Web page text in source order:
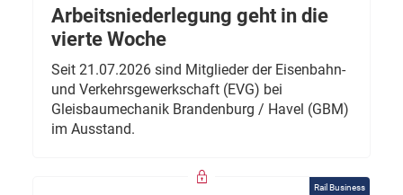
Arbeitsniederlegung geht in die
vierte Woche
Seit 21.07.2026 sind Mitglieder der Eisenbahn-
und Verkehrsgewerkschaft (EVG) bei
Gleisbaumechanik Brandenburg / Havel (GBM)
im Ausstand.
Rail Business